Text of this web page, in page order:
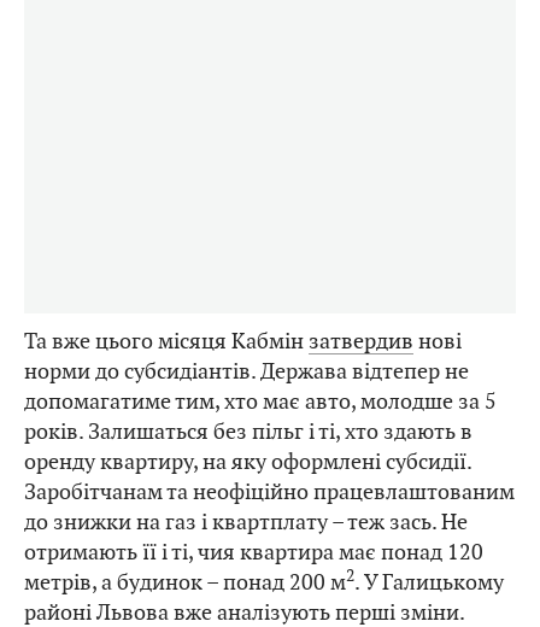
Та вже цього місяця Кабмін затвердив нові
норми до субсидіантів. Держава відтепер не
допомагатиме тим, хто має авто, молодше за 5
років. Залишаться без пільг і ті, хто здають в
оренду квартиру, на яку оформлені субсидії.
Заробітчанам та неофіційно працевлаштованим
до знижки на газ і квартплату – теж зась. Не
отримають її і ті, чия квартира має понад 120
метрів, а будинок – понад 200 м2. У Галицькому
районі Львова вже аналізують перші зміни.